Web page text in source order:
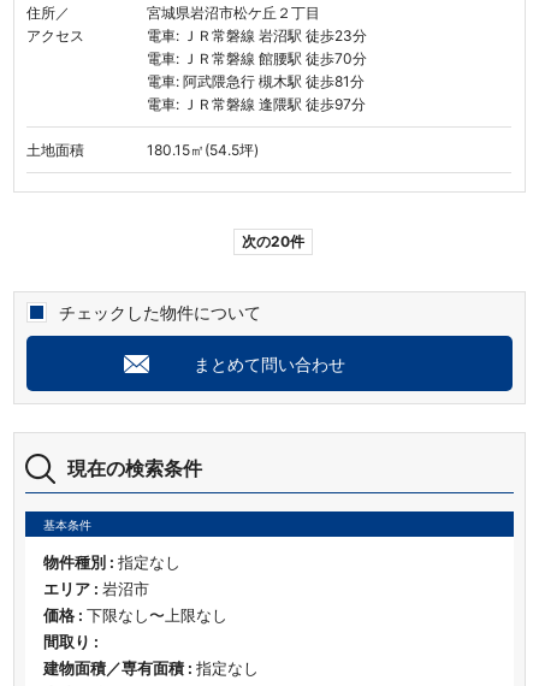
現在の検索条件
基本条件
物件種別 : 指定なし
エリア : 岩沼市
価格 : 下限なし〜上限なし
間取り :
建物面積／専有面積 : 指定なし
住所／
アクセス
宮城県岩沼市松ケ丘２丁目
電車: ＪＲ常磐線 岩沼駅 徒歩23分
電車: ＪＲ常磐線 館腰駅 徒歩70分
電車: 阿武隈急行 槻木駅 徒歩81分
電車: ＪＲ常磐線 逢隈駅 徒歩97分
土地面積 180.15㎡(54.5坪)
次の20件
チェックした物件について
まとめて問い合わせ